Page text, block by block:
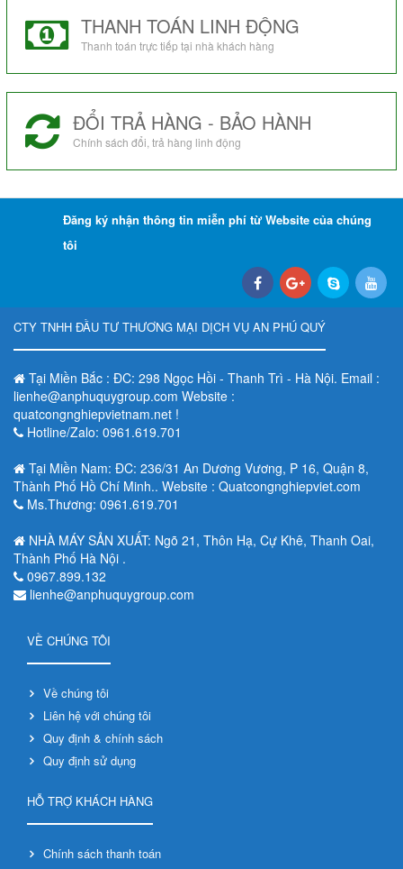
THANH TOÁN LINH ĐỘNG
Thanh toán trực tiếp tại nhà khách hàng
ĐỔI TRẢ HÀNG - BẢO HÀNH
Chính sách đổi, trả hàng linh động
Đăng ký nhận thông tin miễn phí từ Website của chúng
tôi
CTY TNHH ĐẦU TƯ THƯƠNG MẠI DỊCH VỤ AN PHÚ QUÝ
Tại Miền Bắc : ĐC: 298 Ngọc Hồi - Thanh Trì - Hà Nội. Email :
lienhe@anphuquygroup.com Website :
quatcongnghiepvietnam.net !
Hotline/Zalo: 0961.619.701
Tại Miền Nam: ĐC: 236/31 An Dương Vương, P 16, Quận 8,
Thành Phố Hồ Chí Minh.. Website : Quatcongnghiepviet.com
Ms.Thương: 0961.619.701
NHÀ MÁY SẢN XUẤT: Ngõ 21, Thôn Hạ, Cự Khê, Thanh Oai,
Thành Phố Hà Nội .
0967.899.132
lienhe@anphuquygroup.com
VỀ CHÚNG TÔI
Về chúng tôi
Liên hệ với chúng tôi
Quy định & chính sách
Quy định sử dụng
HỖ TRỢ KHÁCH HÀNG
Chính sách thanh toán